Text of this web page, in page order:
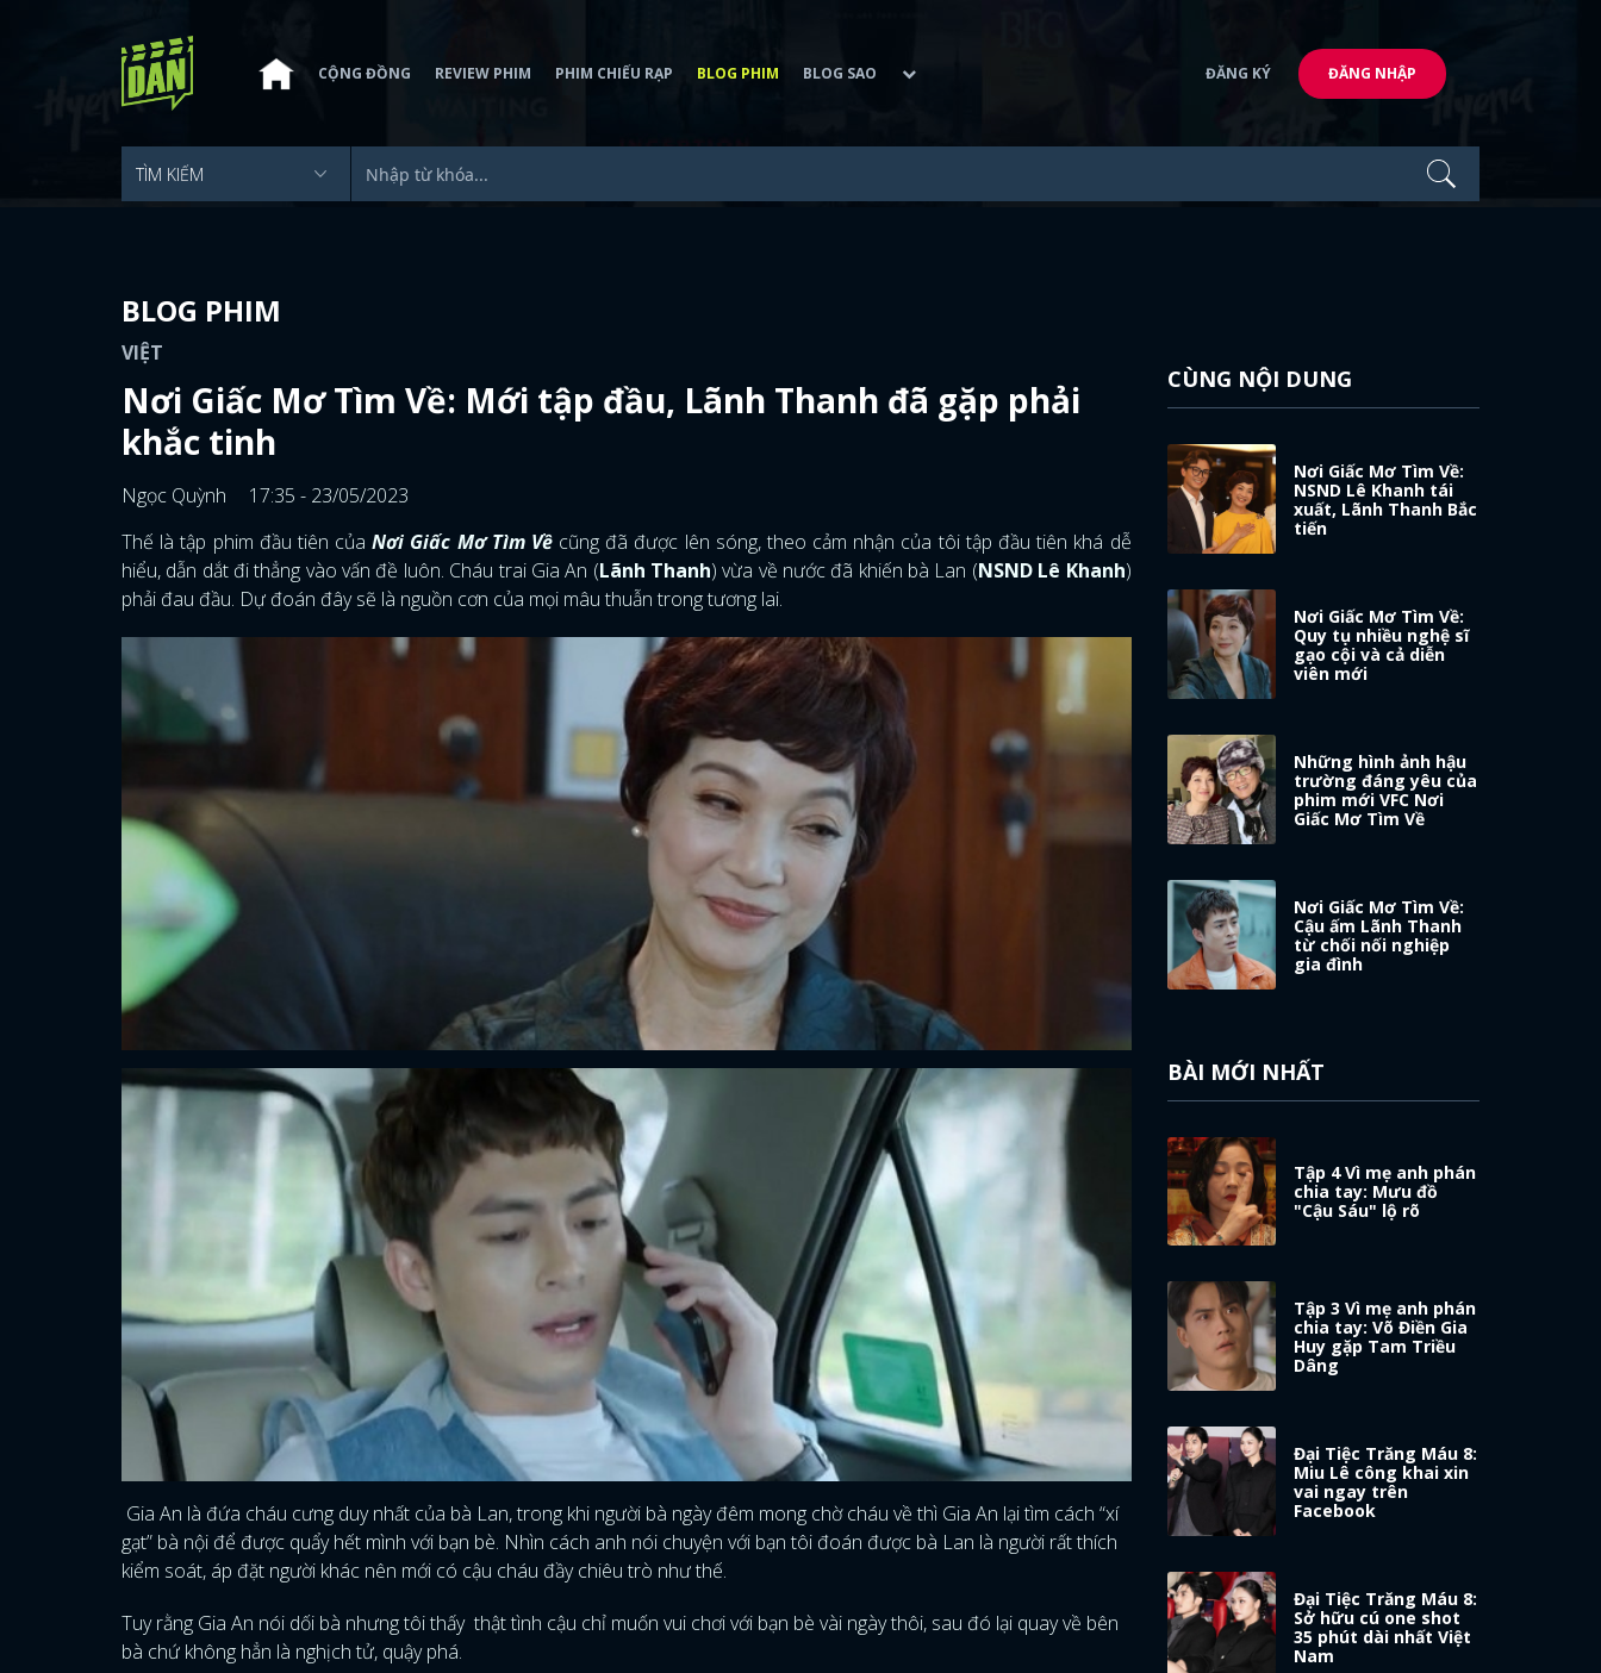
CỘNG ĐỒNG REVIEW PHIM PHIM CHIẾU RẠP BLOG PHIM BLOG SAO ĐĂNG KÝ ĐĂNG NHẬP
BLOG PHIM
VIỆT
Nơi Giấc Mơ Tìm Về: Mới tập đầu, Lãnh Thanh đã gặp phải
khắc tinh
Ngọc Quỳnh
17:35 - 23/05/2023
Thế là tập phim đầu tiên củaNơi Giấc Mơ Tìm Vềcũng đã được lên sóng, theo cảm nhận của tôi tập đầu tiên khá dễ
hiểu, dẫn dắt đi thẳng vào vấn đề luôn. Cháu trai Gia An (Lãnh Thanh) vừa về nước đã khiến bà Lan (NSND Lê Khanh)
phải đau đầu. Dự đoán đây sẽ là nguồn cơn của mọi mâu thuẫn trong tương lai.
Gia An là đứa cháu cưng duy nhất của bà Lan, trong khi người bà ngày đêm mong chờ cháu về thì Gia An lại tìm cách “xí
gạt” bà nội để được quẩy hết mình với bạn bè. Nhìn cách anh nói chuyện với bạn tôi đoán được bà Lan là người rất thích
kiểm soát, áp đặt người khác nên mới có cậu cháu đầy chiêu trò như thế.
Tuy rằng Gia An nói dối bà nhưng tôi thấy thật tình cậu chỉ muốn vui chơi với bạn bè vài ngày thôi, sau đó lại quay về bên
bà chứ không hẳn là nghịch tử, quậy phá.
CÙNG NỘI DUNG
Nơi Giấc Mơ Tìm Về:
NSND Lê Khanh tái
xuất, Lãnh Thanh Bắc
tiến
Nơi Giấc Mơ Tìm Về:
Quy tụ nhiều nghệ sĩ
gạo cội và cả diễn
viên mới
Những hình ảnh hậu
trường đáng yêu của
phim mới VFC Nơi
Giấc Mơ Tìm Về
Nơi Giấc Mơ Tìm Về:
Cậu ấm Lãnh Thanh
từ chối nối nghiệp
gia đình
BÀI MỚI NHẤT
Tập 4 Vì mẹ anh phán
chia tay: Mưu đồ
"Cậu Sáu" lộ rõ
Tập 3 Vì mẹ anh phán
chia tay: Võ Điền Gia
Huy gặp Tam Triều
Dâng
Đại Tiệc Trăng Máu 8:
Miu Lê công khai xin
vai ngay trên
Facebook
Đại Tiệc Trăng Máu 8:
Sở hữu cú one shot
35 phút dài nhất Việt
Nam